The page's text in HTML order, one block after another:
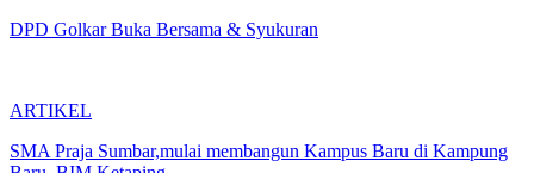
DPD Golkar Buka Bersama & Syukuran
ARTIKEL
SMA Praja Sumbar,mulai membangun Kampus Baru di Kampung